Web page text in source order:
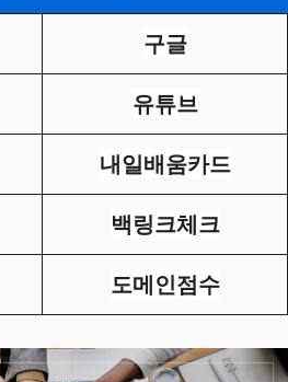
구글
유튜브
내일배움카드
백링크체크
도메인점수